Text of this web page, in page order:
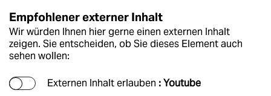
Empfohlener externer Inhalt
Wir würden Ihnen hier gerne einen externen Inhalt
zeigen. Sie entscheiden, ob Sie dieses Element auch
sehen wollen:
Externen Inhalt erlauben : Youtube